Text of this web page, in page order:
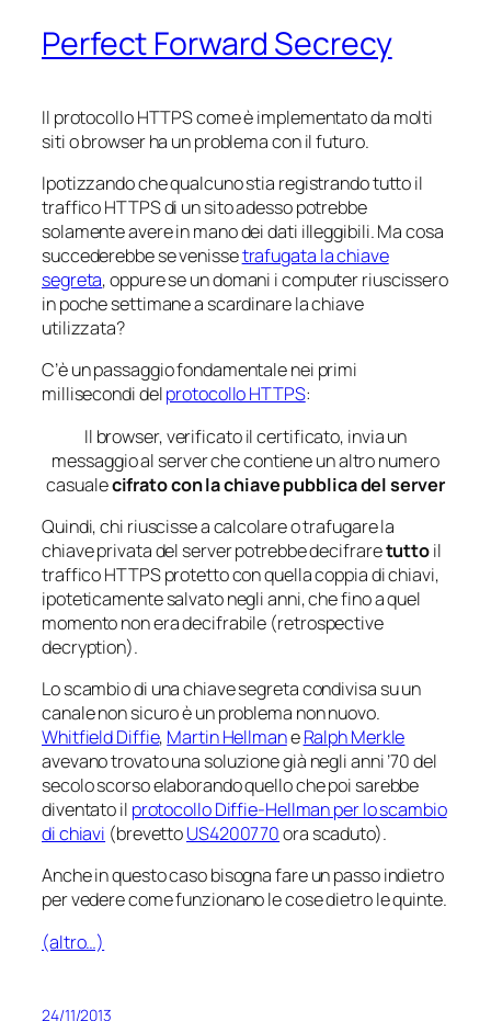
Perfect Forward Secrecy
Il protocollo HTTPS come è implementato da molti
siti o browser ha un problema con il futuro.
Ipotizzando che qualcuno stia registrando tutto il
traffico HTTPS di un sito adesso potrebbe
solamente avere in mano dei dati illeggibili. Ma cosa
succederebbe se venissetrafugata la chiave
segreta, oppure se un domani i computer riuscissero
in poche settimane a scardinare la chiave
utilizzata?
C’è un passaggio fondamentale nei primi
millisecondi delprotocollo HTTPS:
Il browser, verificato il certificato, invia un
messaggio al server che contiene un altro numero
casualecifrato con la chiave pubblica del server
Quindi, chi riuscisse a calcolare o trafugare la
chiave privata del server potrebbe decifraretuttoil
traffico HTTPS protetto con quella coppia di chiavi,
ipoteticamente salvato negli anni, che fino a quel
momento non era decifrabile (retrospective
decryption).
Lo scambio di una chiave segreta condivisa su un
canale non sicuro è un problema non nuovo.
Whitfield Diffie, Martin HellmaneRalph Merkle
avevano trovato una soluzione già negli anni ’70 del
secolo scorso elaborando quello che poi sarebbe
diventato il protocollo Diffie-Hellman per lo scambio
di chiavi (brevettoUS4200770ora scaduto).
Anche in questo caso bisogna fare un passo indietro
per vedere come funzionano le cose dietro le quinte.
(altro…)
24/11/2013